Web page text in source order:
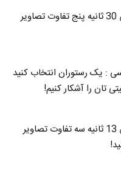
بازی فکری : در عرض 30 ثانیه پنج تفاوت تصاویر
یک رستوران انتخاب کنید
تان را آشکار کنیم!
بازی فکری : در عرض 13 ثانیه سه تفاوت تصاویر